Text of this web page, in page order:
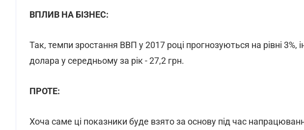
ВПЛИВ НА БІЗНЕС:
Так, темпи зростання ВВП у 2017 році прогнозуються на рівні 3%,
долара у середньому за рік - 27,2 грн.
ПРОТЕ:
Хоча саме ці показники буде взято за основу під час